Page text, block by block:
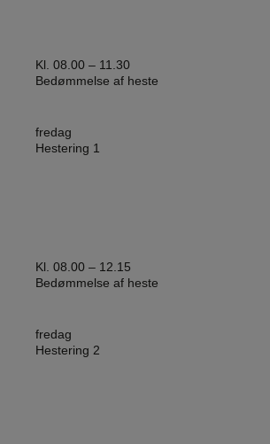
Kl. 08.00 – 11.30
Bedømmelse af heste
fredag
Hestering 1
Kl. 08.00 – 12.15
Bedømmelse af heste
fredag
Hestering 2